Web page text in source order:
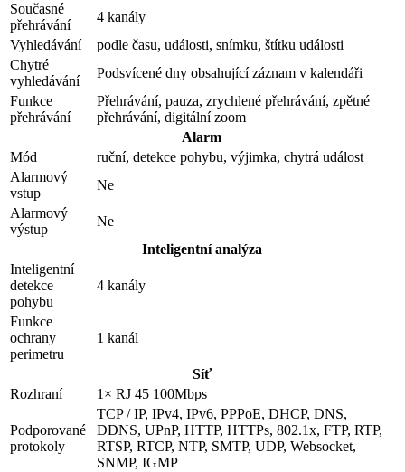
Současné
přehrávání
4 kanály
Vyhledávání
podle času, události, snímku, štítku události
Chytré
vyhledávání
Podsvícené dny obsahující záznam v kalendáři
Funkce
přehrávání
Přehrávání, pauza, zrychlené přehrávání, zpětné
přehrávání, digitální zoom
Alarm
Mód
ruční, detekce pohybu, výjimka, chytrá událost
Alarmový
vstup
Ne
Alarmový
výstup
Ne
Inteligentní analýza
Inteligentní
detekce
pohybu
4 kanály
Funkce
ochrany
perimetru
1 kanál
Síť
Rozhraní
1× RJ 45 100Mbps
Podporované
protokoly
TCP / IP, IPv4, IPv6, PPPoE, DHCP, DNS,
DDNS, UPnP, HTTP, HTTPs, 802.1x, FTP, RTP,
RTSP, RTCP, NTP, SMTP, UDP, Websocket,
SNMP, IGMP